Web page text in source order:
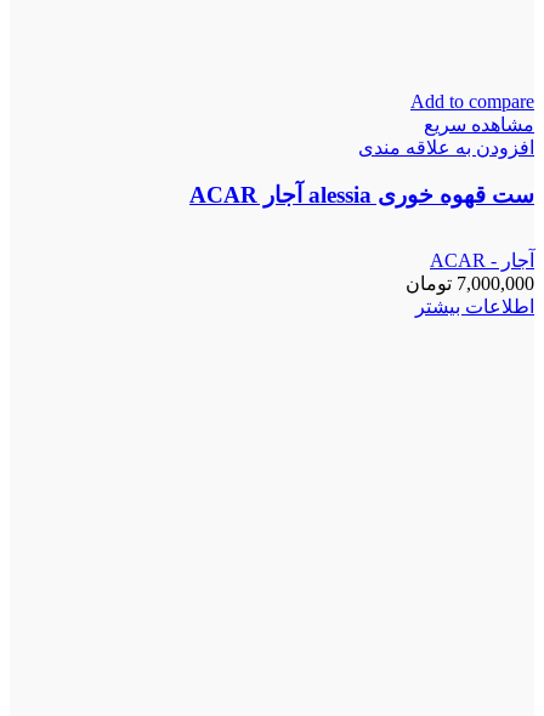
Add to compare
مشاهده سریع
افزودن به علاقه مندی
ست قهوه خوری alessia آجار ACAR
آجار - ACAR
7,000,000 تومان
اطلاعات بیشتر